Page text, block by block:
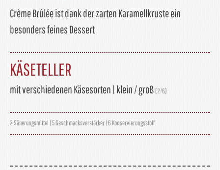
Crème Brûlée ist dank der zarten Karamellkruste ein
besonders feines Dessert
KÄSETELLER
mit verschiedenen Käsesorten | klein / groß(2/6)
2 Säuerungsmittel | 5 Geschmacksverstärker | 6 Konservierungsstoff